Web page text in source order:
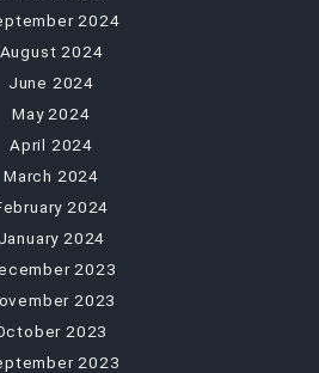
2024
August 2024
June 2024
May 2024
April 2024
March 2024
2024
January 2024
2023
2023
2023
2023